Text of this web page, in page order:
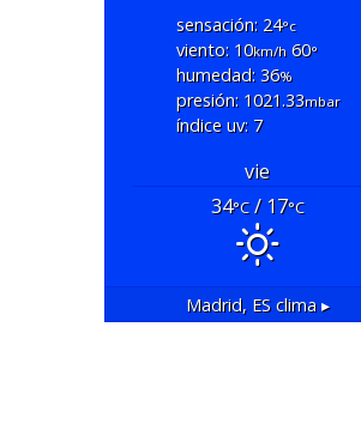
sensación: 24°c
viento: 10km/h60°
humedad: 36%
presión: 1021.33mbar
índice uv: 7
vie
34°C/ 17°C
Madrid, ES clima ▸